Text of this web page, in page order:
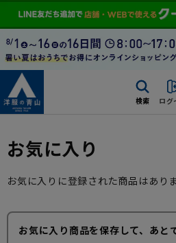
検索 ログ
お気に入り
お気に入りに登録された商品はあり
お気に入り商品を保存して、あと